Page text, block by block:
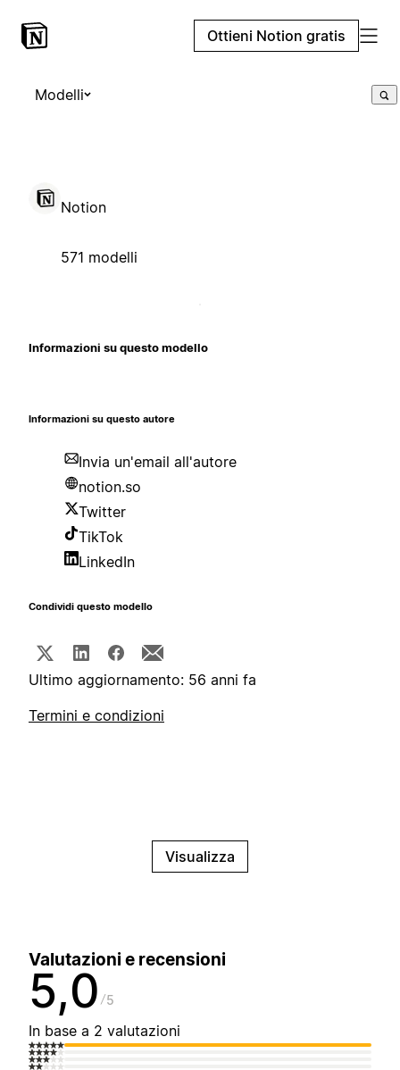
Ottieni Notion gratis
Modelli
Notion
571 modelli
Informazioni su questo modello
Informazioni su questo autore
Invia un'email all'autore
notion.so
Twitter
TikTok
LinkedIn
Condividi questo modello
Ultimo aggiornamento: 56 anni fa
Termini e condizioni
Visualizza
Valutazioni e recensioni
5,0 5
In base a 2 valutazioni